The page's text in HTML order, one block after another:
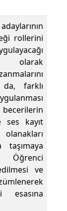
rollerini
olarak
da, farklı
becerilerin
ses kayıt
taşımaya
ve
esasına